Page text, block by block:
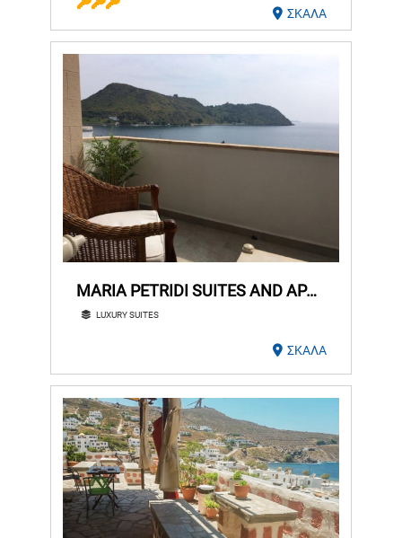
ΣΚΑΛΑ
MARIA PETRIDI SUITES AND APARTMENTS
LUXURY SUITES
ΣΚΑΛΑ